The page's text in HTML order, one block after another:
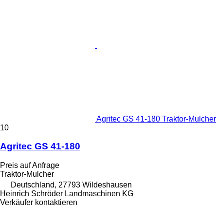
Agritec GS 41-180 Traktor-Mulcher
10
Agritec GS 41-180
Preis auf Anfrage
Traktor-Mulcher
Deutschland, 27793 Wildeshausen
Heinrich Schröder Landmaschinen KG
Verkäufer kontaktieren